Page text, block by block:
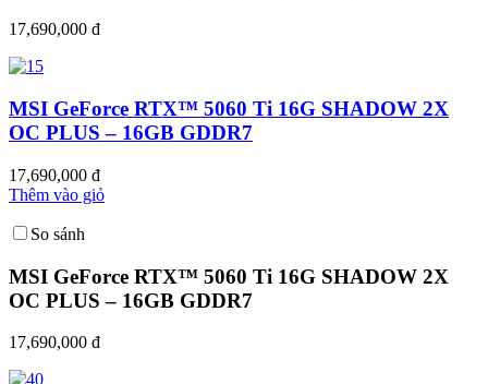
17,690,000 đ
MSI GeForce RTX™ 5060 Ti 16G SHADOW 2X
OC PLUS – 16GB GDDR7
17,690,000 đ
Thêm vào giỏ
So sánh
MSI GeForce RTX™ 5060 Ti 16G SHADOW 2X
OC PLUS – 16GB GDDR7
17,690,000 đ